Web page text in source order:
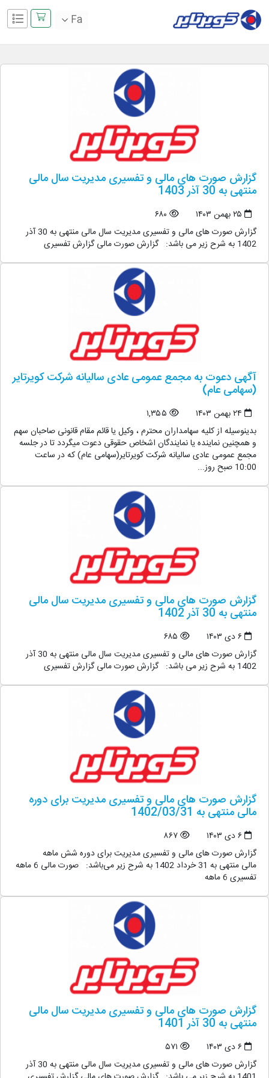
Fa
گزارش صورت های مالی و تفسیری مدیریت سال مالی
منتهی به 30 آذر 1403
۲۵ بهمن ۱۴۰۳
۶۸۰
گزارش صورت های مالی و تفسیری مدیریت سال مالی منتهی به 30 آذر
1402 به شرح زیر می باشد: گزارش صورت مالی گزارش تفسیری
آگهی دعوت به مجمع عمومی عادی سالیانه شرکت کویرتایر
(سهامی عام)
۲۴ بهمن ۱۴۰۳
۱,۳۵۵
بدینوسیله از کلیه سهامداران محترم ، وکیل یا قائم مقام قانونی صاحبان سهم
و همچنین نماینده یا نمایندگان اشخاص حقوقی دعوت میگردد تا در جلسه
مجمع عمومی عادی سالیانه شرکت کویرتایر(سهامی عام) که در ساعت
10:00 صبح روز...
گزارش صورت های مالی و تفسیری مدیریت سال مالی
منتهی به 30 آذر 1402
۶ دی ۱۴۰۳
۶۸۵
گزارش صورت های مالی و تفسیری مدیریت سال مالی منتهی به 30 آذر
1402 به شرح زیر می باشد: گزارش صورت مالی گزارش تفسیری
گزارش صورت های مالی و تفسیری مدیریت برای دوره
مالی منتهی به 1402/03/31
۶ دی ۱۴۰۳
۸۶۷
گزارش صورت های مالی و تفسیری مدیریت برای دوره شش ماهه
مالی منتهی به 31 خرداد 1402 به شرح زیر می‌باشد: صورت مالی 6 ماهه
تفسیری 6 ماهه
گزارش صورت های مالی و تفسیری مدیریت سال مالی
منتهی به 30 آذر 1401
۶ دی ۱۴۰۳
۵۷۱
گزارش صورت های مالی و تفسیری مدیریت سال مالی منتهی به 30 آذر